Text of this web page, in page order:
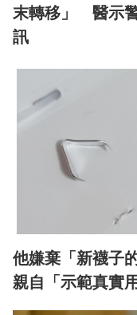
末轉移」 醫示
訊
他嫌棄「新襪子
親自「示範真實